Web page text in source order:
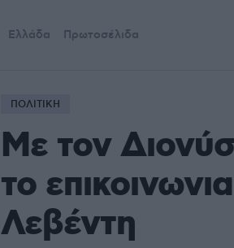
Ελλάδα Πρωτοσέλιδα
ΠΟΛΙΤΙΚΗ
Με τον
το
Λεβέντη